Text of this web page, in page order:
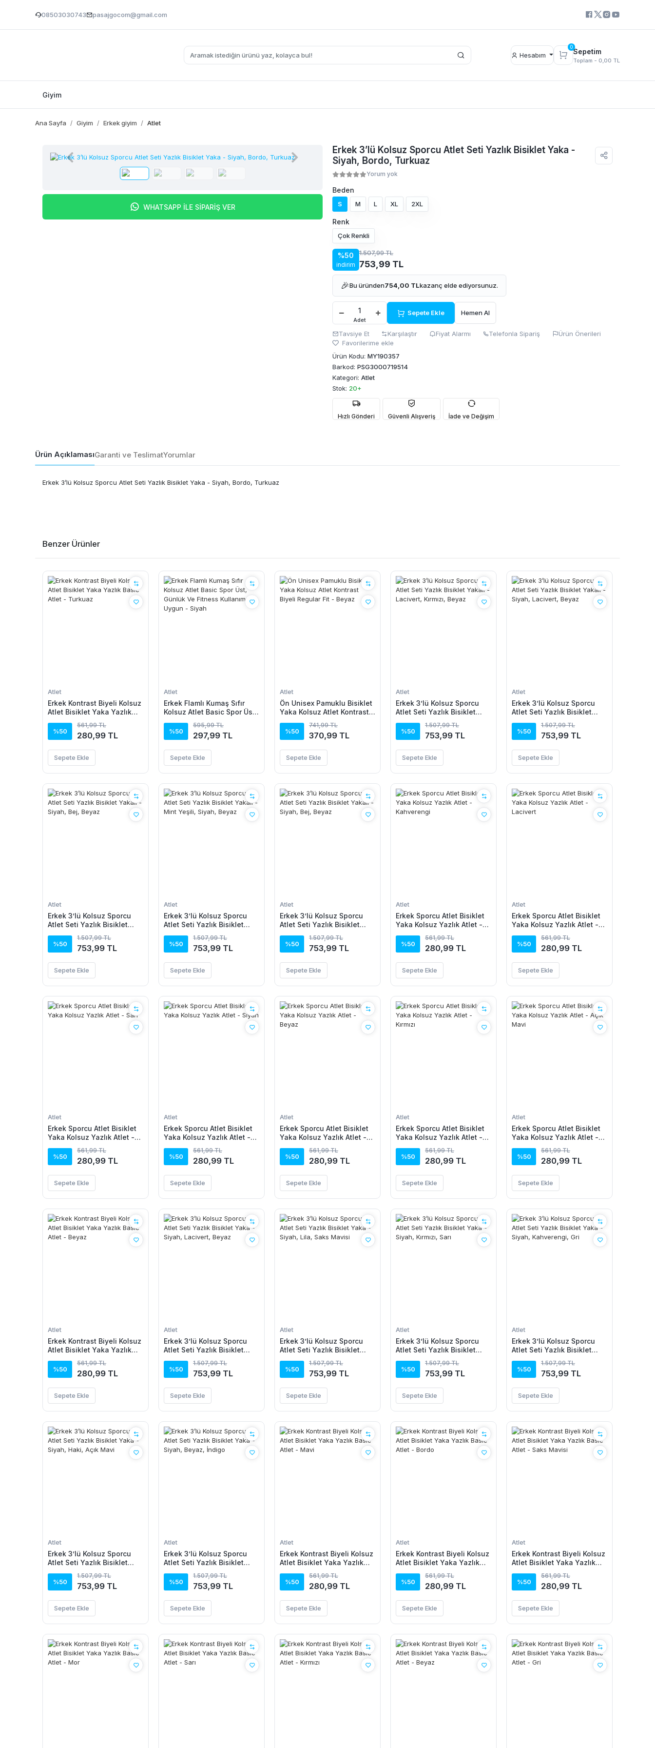
08503030743 pasajgocom@gmail.com
Hesabım
0
Sepetim
Toplam - 0,00 TL
Giyim
Ana Sayfa Giyim Erkek giyim Atlet
WHATSAPP İLE SİPARİŞ VER
Erkek 3’lü Kolsuz Sporcu Atlet Seti Yazlık Bisiklet Yaka -
Siyah, Bordo, Turkuaz
Yorum yok
Beden
S M L XL 2XL
Renk
Çok Renkli
%50
indirim
1.507,99 TL
753,99 TL
🎉Bu üründen754,00 TLkazanç elde ediyorsunuz.
Adet
Sepete Ekle Hemen Al
Tavsiye Et Karşılaştır Fiyat Alarmı Telefonla Sipariş
Ürün Önerileri
Favorilerime ekle
Ürün Kodu: MY190357
Barkod: PSG3000719514
Kategori: Atlet
Stok: 20+
Hızlı Gönderi Güvenli Alışveriş İade ve Değişim
Ürün AçıklamasıGaranti ve TeslimatYorumlar
Erkek 3’lü Kolsuz Sporcu Atlet Seti Yazlık Bisiklet Yaka - Siyah, Bordo, Turkuaz
Benzer Ürünler
Atlet
Erkek Kontrast Biyeli Kolsuz
Atlet Bisiklet Yaka Yazlık
%50
561,99 TL
280,99 TL
Sepete Ekle
Atlet
Erkek Flamlı Kumaş Sıfır
Kolsuz Atlet Basic Spor Üst,
Kullanımına Uygun - Siyah
%50
595,99 TL
297,99 TL
Sepete Ekle
Atlet
Ön Unisex Pamuklu Bisiklet
Yaka Kolsuz Atlet Kontrast
%50
741,99 TL
370,99 TL
Sepete Ekle
Atlet
Erkek 3’lü Kolsuz Sporcu
Atlet Seti Yazlık Bisiklet
Beyaz
%50
1.507,99 TL
753,99 TL
Sepete Ekle
Atlet
Erkek 3’lü Kolsuz Sporcu
Atlet Seti Yazlık Bisiklet
Beyaz
%50
1.507,99 TL
753,99 TL
Sepete Ekle
Atlet
Erkek 3’lü Kolsuz Sporcu
Atlet Seti Yazlık Bisiklet
%50
1.507,99 TL
753,99 TL
Sepete Ekle
Atlet
Erkek 3’lü Kolsuz Sporcu
Atlet Seti Yazlık Bisiklet
Beyaz
%50
1.507,99 TL
753,99 TL
Sepete Ekle
Atlet
Erkek 3’lü Kolsuz Sporcu
Atlet Seti Yazlık Bisiklet
%50
1.507,99 TL
753,99 TL
Sepete Ekle
Atlet
Erkek Sporcu Atlet Bisiklet
Yaka Kolsuz Yazlık Atlet -
%50
561,99 TL
280,99 TL
Sepete Ekle
Atlet
Erkek Sporcu Atlet Bisiklet
Yaka Kolsuz Yazlık Atlet -
%50
561,99 TL
280,99 TL
Sepete Ekle
Atlet
Erkek Sporcu Atlet Bisiklet
Yaka Kolsuz Yazlık Atlet -
%50
561,99 TL
280,99 TL
Sepete Ekle
Atlet
Erkek Sporcu Atlet Bisiklet
Yaka Kolsuz Yazlık Atlet -
%50
561,99 TL
280,99 TL
Sepete Ekle
Atlet
Erkek Sporcu Atlet Bisiklet
Yaka Kolsuz Yazlık Atlet -
%50
561,99 TL
280,99 TL
Sepete Ekle
Atlet
Erkek Sporcu Atlet Bisiklet
Yaka Kolsuz Yazlık Atlet -
%50
561,99 TL
280,99 TL
Sepete Ekle
Atlet
Erkek Sporcu Atlet Bisiklet
Yaka Kolsuz Yazlık Atlet -
%50
561,99 TL
280,99 TL
Sepete Ekle
Atlet
Erkek Kontrast Biyeli Kolsuz
Atlet Bisiklet Yaka Yazlık
%50
561,99 TL
280,99 TL
Sepete Ekle
Atlet
Erkek 3’lü Kolsuz Sporcu
Atlet Seti Yazlık Bisiklet
Beyaz
%50
1.507,99 TL
753,99 TL
Sepete Ekle
Atlet
Erkek 3’lü Kolsuz Sporcu
Atlet Seti Yazlık Bisiklet
Mavisi
%50
1.507,99 TL
753,99 TL
Sepete Ekle
Atlet
Erkek 3’lü Kolsuz Sporcu
Atlet Seti Yazlık Bisiklet
%50
1.507,99 TL
753,99 TL
Sepete Ekle
Atlet
Erkek 3’lü Kolsuz Sporcu
Atlet Seti Yazlık Bisiklet
Gri
%50
1.507,99 TL
753,99 TL
Sepete Ekle
Atlet
Erkek 3’lü Kolsuz Sporcu
Atlet Seti Yazlık Bisiklet
Mavi
%50
1.507,99 TL
753,99 TL
Sepete Ekle
Atlet
Erkek 3’lü Kolsuz Sporcu
Atlet Seti Yazlık Bisiklet
%50
1.507,99 TL
753,99 TL
Sepete Ekle
Atlet
Erkek Kontrast Biyeli Kolsuz
Atlet Bisiklet Yaka Yazlık
%50
561,99 TL
280,99 TL
Sepete Ekle
Atlet
Erkek Kontrast Biyeli Kolsuz
Atlet Bisiklet Yaka Yazlık
%50
561,99 TL
280,99 TL
Sepete Ekle
Atlet
Erkek Kontrast Biyeli Kolsuz
Atlet Bisiklet Yaka Yazlık
%50
561,99 TL
280,99 TL
Sepete Ekle